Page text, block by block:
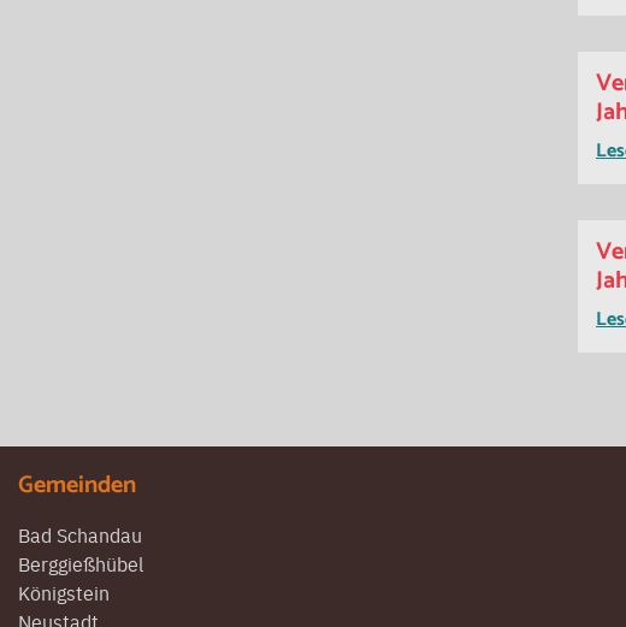
Gemeinden
Bad Schandau
Berggießhübel
Königstein
Neustadt